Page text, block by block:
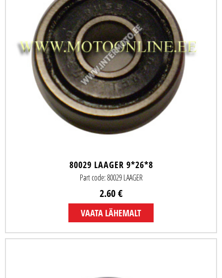
80029 LAAGER 9*26*8
Part code: 80029 LAAGER
2.60 €
VAATA LÄHEMALT